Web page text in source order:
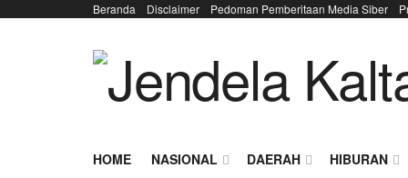
Beranda Disclaimer Pedoman Pemberitaan Media Siber
HOME NASIONAL DAERAH HIBURAN